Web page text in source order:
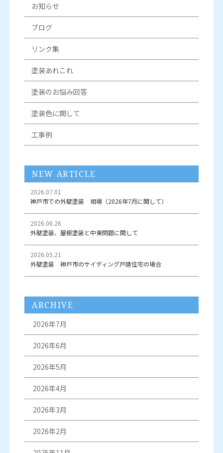
お知らせ
ブログ
リンク集
塗装あれこれ
塗装のお悩み回答
塗装色に関して
工事例
NEW ARTICLE
2026.07.01
神戸市での外壁塗装 相場（2026年7月に関して）
2026.06.26
外壁塗装、屋根塗装と中東問題に関して
2026.05.21
外壁塗装 神戸市のサイディング戸建住宅の場合
ARCHIVE
2026年7月
2026年6月
2026年5月
2026年4月
2026年3月
2026年2月